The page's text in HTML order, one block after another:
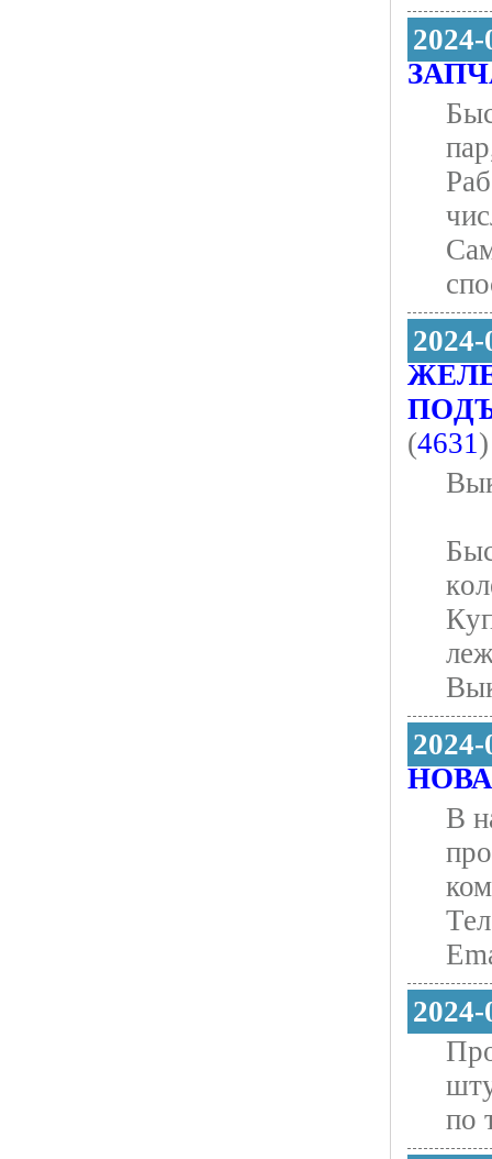
2024-
2024-
(4631)
В
по